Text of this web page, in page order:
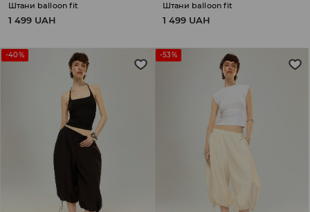
Штани balloon fit
1 499 UAH
Штани balloon fit
1 499 UAH
-40% -53%